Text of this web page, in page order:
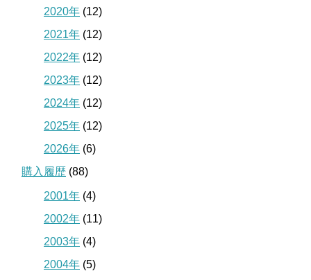
2020年 (12)
2021年 (12)
2022年 (12)
2023年 (12)
2024年 (12)
2025年 (12)
2026年 (6)
購入履歴 (88)
2001年 (4)
2002年 (11)
2003年 (4)
2004年 (5)